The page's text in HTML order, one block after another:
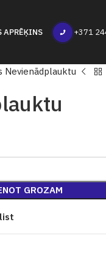
+371
Nevienādplauktu
GROZAM